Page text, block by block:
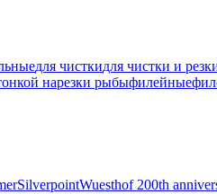
для чисткидля чистки и
нарезки рыбыфилейные
SilverpointWuesthof 200th